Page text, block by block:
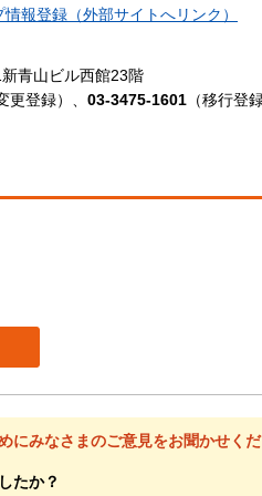
報登録（外部サイトへリンク）
青山ビル西館23階
更登録）、 03-3475-1601 （移行登録
にみなさまのご意見をお聞かせく
たか？